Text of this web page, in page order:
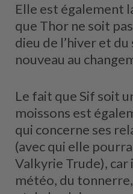
Elle est également
que Thor ne soit
dieu de l’hiver et du
nouveau au
Le fait que Sif soit
moissons est
qui concerne ses
(avec qui elle
Valkyrie Trude), car
météo, du